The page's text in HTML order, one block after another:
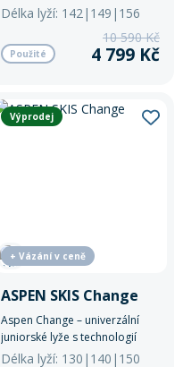
start na sjezdovce. Vyvážená a
elegantní to je Dynastar E Lite 3
Xpress a představuje perfektní
volbou pro lyžařky, které si
kontroly a stability po celý den.
Délka lyží: 142|149|156
Použité
10 590 Kč
4 799 Kč
Výprodej
+ Vázání v ceně
ASPEN SKIS Change
Aspen Change – univerzální
juniorské lyže s technologií
Rocker a zakulacenou patkou
Délka lyží: 130|140|150